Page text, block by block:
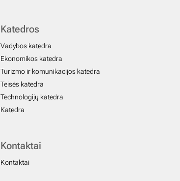
Katedros
Vadybos katedra
Ekonomikos katedra
Turizmo ir komunikacijos katedra
Teisės katedra
Technologijų katedra
Katedra
Kontaktai
Kontaktai